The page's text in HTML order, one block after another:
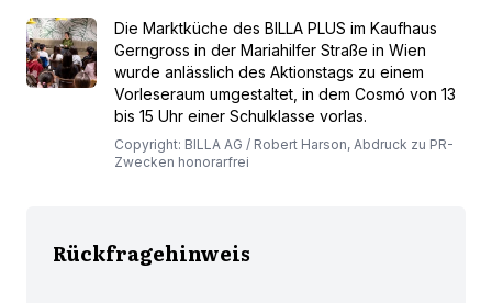
Die Marktküche des BILLA PLUS im Kaufhaus
Gerngross in der Mariahilfer Straße in Wien
wurde anlässlich des Aktionstags zu einem
Vorleseraum umgestaltet, in dem Cosmó von 13
bis 15 Uhr einer Schulklasse vorlas.
Copyright: BILLA AG / Robert Harson, Abdruck zu PR-
Zwecken honorarfrei
Rückfragehinweis